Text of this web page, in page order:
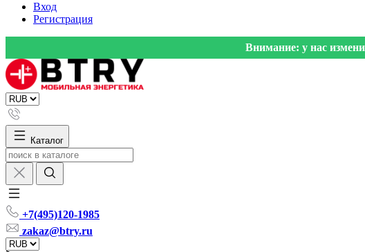
Вход
Регистрация
Внимание: у нас
Каталог
+7(495)120-1985
zakaz@btry.ru